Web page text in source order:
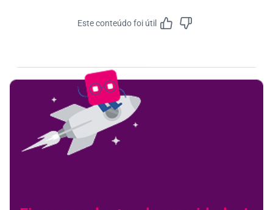
Este conteúdo foi útil